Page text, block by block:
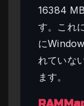
16384
す。これ
に
れていな
ます。